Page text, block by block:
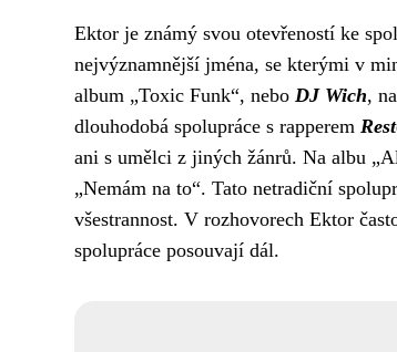
Ektor je známý svou otevřeností ke
nejvýznamnější jména, se kterými v
album „Toxic Funk“, nebo DJ Wich,
dlouhodobá spolupráce s rapperem Rest
ani s umělci z jiných žánrů. Na albu
„Nemám na to“. Tato netradiční
všestrannost. V rozhovorech Ektor
spolupráce posouvají dál.